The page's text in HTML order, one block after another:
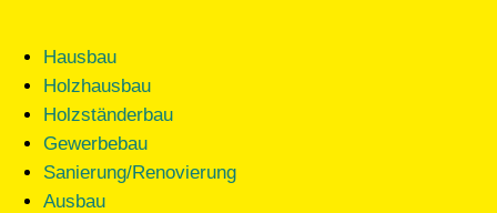
Hausbau
Holzhausbau
Holzständerbau
Gewerbebau
Sanierung/Renovierung
Ausbau